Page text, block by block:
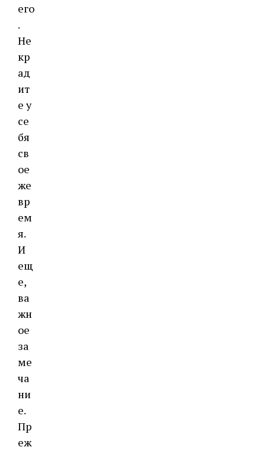
его
.
Не
кр
ад
ит
е у
се
бя
св
ое
же
вр
ем
я.
И
ещ
е,
ва
жн
ое
за
ме
ча
ни
е.
Пр
еж